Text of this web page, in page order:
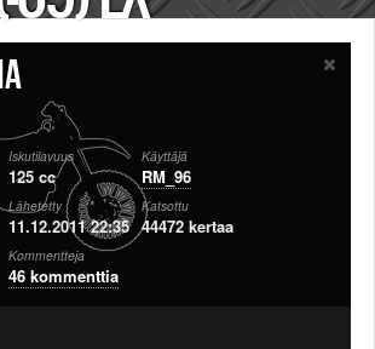
Iskutilavuus
125 cc
Käyttäjä
RM_96
Lähetetty
11.12.2011 22:35
Katsottu
44472 kertaa
Kommentteja
46 kommenttia